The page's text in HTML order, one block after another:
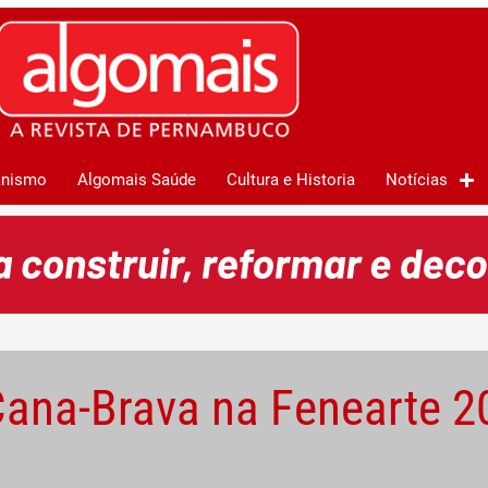
Algomais Saúde Cultura e Historia Notícias
Brava na Fenearte